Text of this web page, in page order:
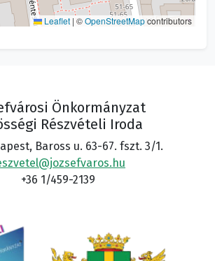
Leaflet |©OpenStreetMapcontributors
Önkormányzat
Részvételi Iroda
Baross u. 63-67. fszt. 3/1.
+36 1/459-2139